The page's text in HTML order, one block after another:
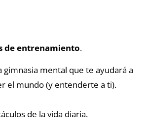
de entrenamiento.
gimnasia mental que te ayudará a
el mundo (y entenderte a ti).
de la vida diaria.